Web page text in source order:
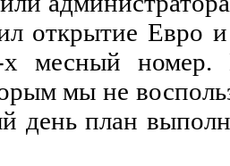
открытие Евро
месный номер.
мы не
день план